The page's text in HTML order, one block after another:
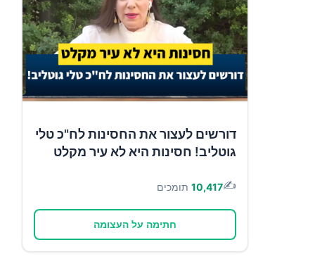
דורשים לעצור את החסינות לח"כ טלי
גוטליב! חסינות היא לא עיר מקלט
✍️
10,417 תומכים
חתימה על העצומה